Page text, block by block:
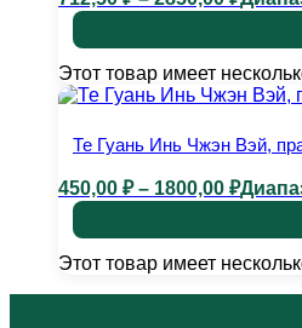
Этот товар имеет
Те Гуань Инь Чжэн Вэй,
450,00 ₽ – 1800,00 ₽
Этот товар имеет